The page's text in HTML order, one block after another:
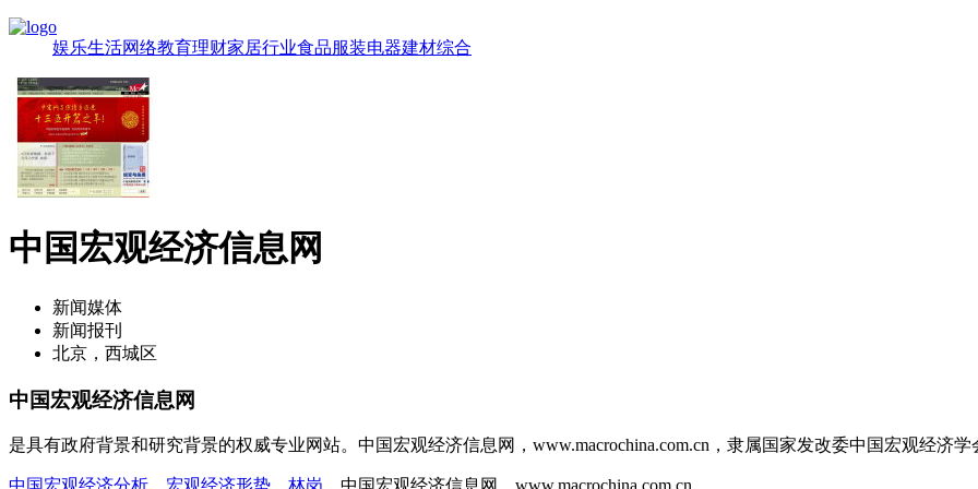
娱乐生活网络教育理财家居行业食品服装电器建材综合
中国宏观经济信息网
新闻媒体
新闻报刊
北京，西城区
中国宏观经济信息网
是具有政府背景和研究背景的权威专业网站。中国宏观经济信息网，www.macrochina.com.cn，隶属国家发改委中国宏观经济学